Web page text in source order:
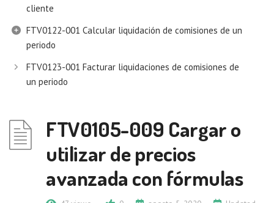
cliente
FTV0122-001 Calcular liquidación de comisiones de un
periodo
FTV0123-001 Facturar liquidaciones de comisiones de
un periodo
FTV0105-009 Cargar o
utilizar de precios
avanzada con fórmulas